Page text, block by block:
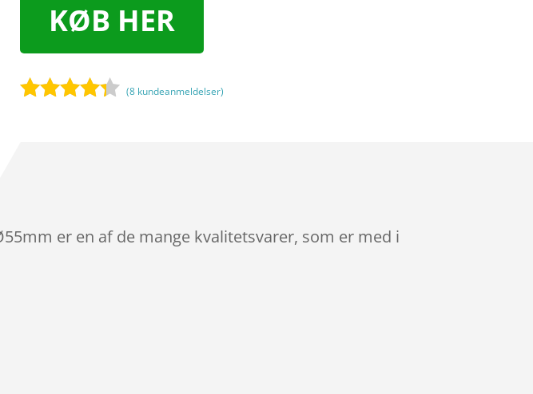
KØB HER
mmelser
(8 kundeanmeldelser)
er en af de mange kvalitetsvarer, som er med i